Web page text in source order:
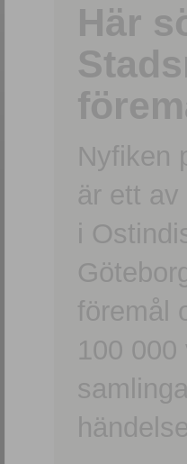
Här
Nyfiken
är ett
i
föremål
100